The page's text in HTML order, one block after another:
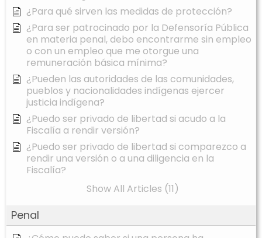
¿Para qué sirven las medidas de protección?
¿Para ser patrocinado por la Defensoría Pública
en materia penal, debo encontrarme sin empleo
o con un empleo que me otorgue una
remuneración básica mínima?
¿Pueden las autoridades de las comunidades,
pueblos y nacionalidades indígenas ejercer
justicia indígena?
¿Puedo ser privado de libertad si acudo a la
Fiscalía a rendir versión?
¿Puedo ser privado de libertad si comparezco a
rendir una versión o a una diligencia en la
Fiscalía?
Show All Articles (11)
Penal